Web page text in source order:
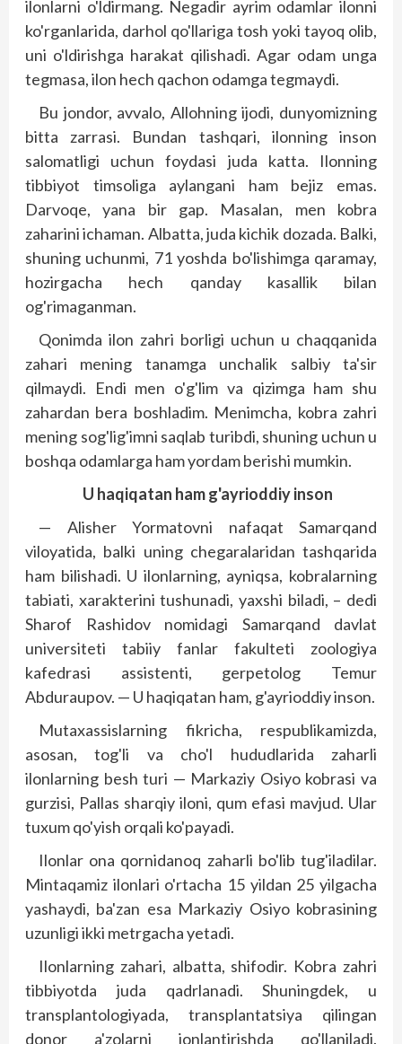
ilonlarni o'ldirmang. Negadir ayrim odamlar ilonni
ko'rganlarida, darhol qo'llariga tosh yoki tayoq olib,
uni o'ldirishga harakat qilishadi. Agar odam unga
tegmasa, ilon hech qachon odamga tegmaydi.
Bu jondor, avvalo, Allohning ijodi, dunyomizning
bitta zarrasi. Bundan tashqari, ilonning inson
salomatligi uchun foydasi juda katta. Ilonning
tibbiyot timsoliga aylangani ham bejiz emas.
Darvoqe, yana bir gap. Masalan, men kobra
zaharini ichaman. Albatta, juda kichik dozada. Balki,
shuning uchunmi, 71 yoshda bo'lishimga qaramay,
hozirgacha hech qanday kasallik bilan
og'rimaganman.
Qonimda ilon zahri borligi uchun u chaqqanida
zahari mening tanamga unchalik salbiy ta'sir
qilmaydi. Endi men o'g'lim va qizimga ham shu
zahardan bera boshladim. Menimcha, kobra zahri
mening sog'lig'imni saqlab turibdi, shuning uchun u
boshqa odamlarga ham yordam berishi mumkin.
U haqiqatan ham g'ayrioddiy inson
— Alisher Yormatovni nafaqat Samarqand
viloyatida, balki uning chegaralaridan tashqarida
ham bilishadi. U ilonlarning, ayniqsa, kobralarning
tabiati, xarakterini tushunadi, yaxshi biladi, – dedi
Sharof Rashidov nomidagi Samarqand davlat
universiteti tabiiy fanlar fakulteti zoologiya
kafedrasi assistenti, gerpetolog Temur
Abduraupov. — U haqiqatan ham, g'ayrioddiy inson.
Mutaxassislarning fikricha, respublikamizda,
asosan, tog'li va cho'l hududlarida zaharli
ilonlarning besh turi — Markaziy Osiyo kobrasi va
gurzisi, Pallas sharqiy iloni, qum efasi mavjud. Ular
tuxum qo'yish orqali ko'payadi.
Ilonlar ona qornidanoq zaharli bo'lib tug'iladilar.
Mintaqamiz ilonlari o'rtacha 15 yildan 25 yilgacha
yashaydi, ba'zan esa Markaziy Osiyo kobrasining
uzunligi ikki metrgacha yetadi.
Ilonlarning zahari, albatta, shifodir. Kobra zahri
tibbiyotda juda qadrlanadi. Shuningdek, u
transplantologiyada, transplantatsiya qilingan
donor a'zolarni jonlantirishda qo'llaniladi.